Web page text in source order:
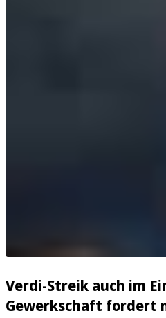
Verdi-Streik auch im
Gewerkschaft fordert